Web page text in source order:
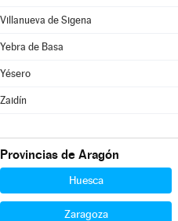
Villanueva de Sigena
Yebra de Basa
Yésero
Zaidín
Provincias de Aragón
Huesca
Zaragoza